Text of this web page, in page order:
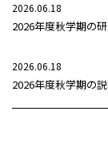
2026.06.18
2026年度秋学期の
2026.06.18
2026年度秋学期の